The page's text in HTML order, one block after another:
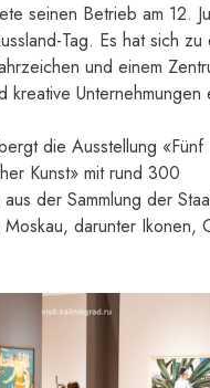
seinen Betrieb am 12.
Tag. Es hat sich zu
und einem
kreative Unternehmungen
die Ausstellung «Fünf
Kunst» mit rund 300
der Sammlung der
darunter Ikonen,